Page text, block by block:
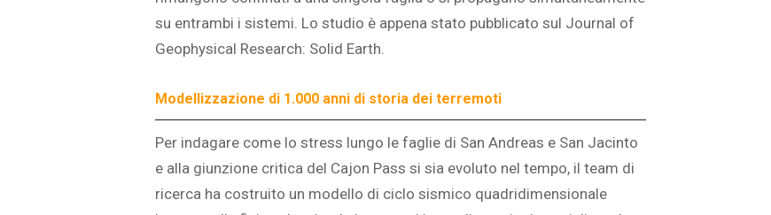
su entrambi i sistemi. Lo studio è appena stato pubblicato sul Journal of
Geophysical Research: Solid Earth.
Modellizzazione di 1.000 anni di storia dei terremoti
Per indagare come lo stress lungo le faglie di San Andreas e San Jacinto
e alla giunzione critica del Cajon Pass si sia evoluto nel tempo, il team di
ricerca ha costruito un modello di ciclo sismico quadridimensionale